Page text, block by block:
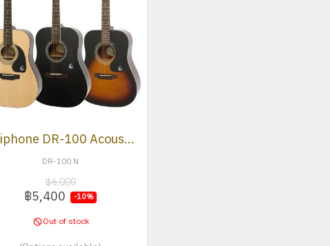
Epiphone DR-100 Acoustic Guitar
DR-100 N
฿6,000
฿5,400 -10%
Out of stock